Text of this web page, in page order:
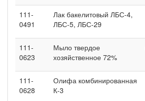
111-
0491
Лак бакелитовый ЛБС-4,
ЛБС-5, ЛБС-29
111-
0623
Мыло твердое
хозяйственное 72%
111-
0628
Олифа комбинированная
К-3